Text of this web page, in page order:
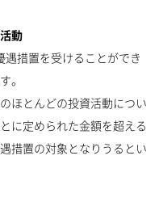
動
措置を受けることができ
。
ほとんどの投資活動につい
に定められた金額を超える
措置の対象となりうるとい